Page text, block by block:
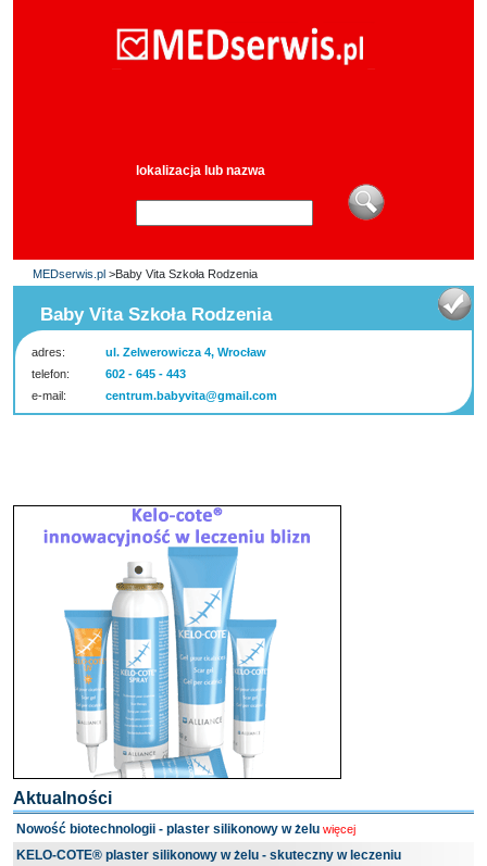
lokalizacja lub nazwa
MEDserwis.pl >Baby Vita Szkoła Rodzenia
Baby Vita Szkoła Rodzenia
adres:
ul. Zelwerowicza 4, Wrocław
telefon:
602 - 645 - 443
e-mail:
centrum.babyvita@gmail.com
Aktualności
Nowość biotechnologii - plaster silikonowy w żelu więcej
KELO-COTE® plaster silikonowy w żelu - skuteczny w leczeniu